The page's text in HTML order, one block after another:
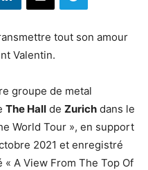
tout son amour
Valentin.
groupe de metal
The Hall de Zurich dans le
World Tour », en support
2021 et enregistré
A View From The Top Of